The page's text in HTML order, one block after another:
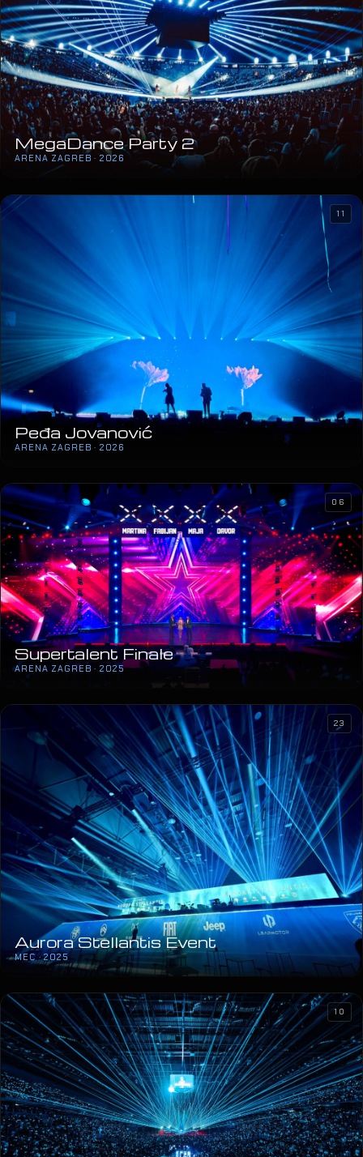
MegaDance Party 2
ARENA ZAGREB · 2026
Peđa Jovanović
ARENA ZAGREB · 2026
11
Supertalent Finale
ARENA ZAGREB · 2025
06
Aurora Stellantis Event
MEC · 2025
23
10